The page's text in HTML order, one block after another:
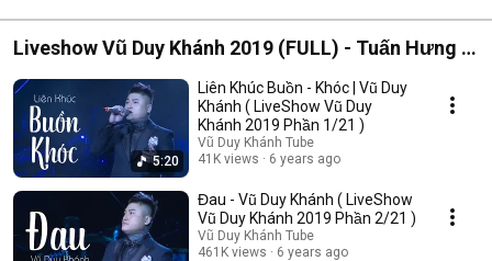
Liveshow Vũ Duy Khánh 2019 (FULL) - Tuấn Hưng ,
Đạt G , Dương Hoàng Yến
5:20
Liên Khúc Buồn - Khóc | Vũ Duy
Khánh ( LiveShow Vũ Duy
Khánh 2019 Phần 1/21 )
Vũ Duy Khánh Tube
41K views
6 years ago
Đau - Vũ Duy Khánh ( LiveShow
Vũ Duy Khánh 2019 Phần 2/21 )
Vũ Duy Khánh Tube
461K views
6 years ago